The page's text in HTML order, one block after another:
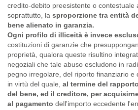
credito-debito preesistente o contestuale
soprattutto, la sproporzione tra entità
bene alienato in garanzia.
Ogni profilo di illiceità è invece
costituzioni di garanzie che
proprietà, qualora queste risultino
negoziali che tale abuso escludono in
pegno irregolare, del riporto finanziario e
in virtù del quale, al termine del
del bene, ed il creditore, per
al pagamento dell'importo eccedente